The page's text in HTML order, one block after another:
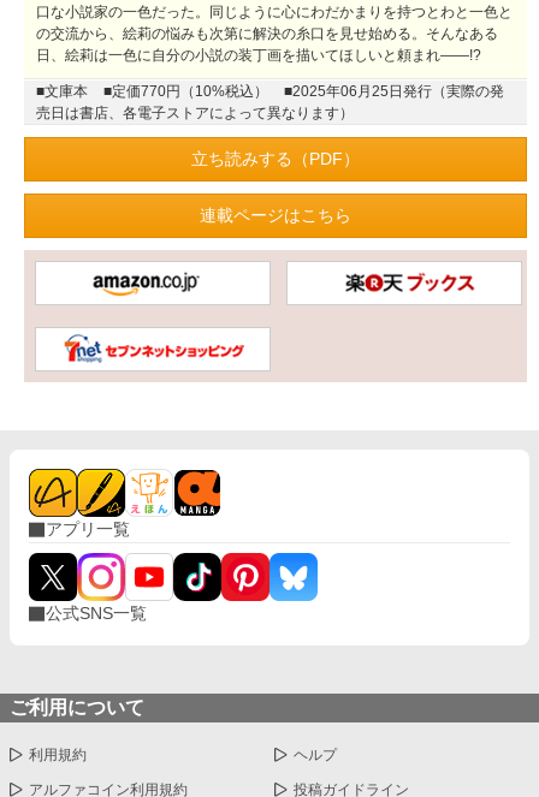
口な小説家の一色だった。同じように心にわだかまりを持つとわと一色と
の交流から、絵莉の悩みも次第に解決の糸口を見せ始める。そんなある
日、絵莉は一色に自分の小説の装丁画を描いてほしいと頼まれ――!?
■文庫本 ■定価770円（10%税込）
■2025年06月25日発行（実際の発
売日は書店、各電子ストアによって異なります）
立ち読みする（PDF）
連載ページはこちら
アプリ一覧
公式SNS一覧
ご利用について
利用規約 ヘルプ
アルファコイン利用規約 投稿ガイドライン